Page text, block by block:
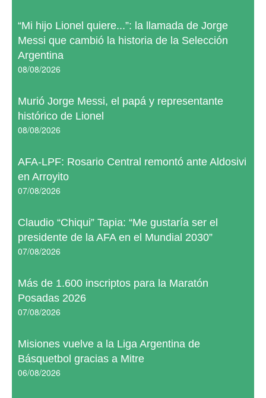
“Mi hijo Lionel quiere...”: la llamada de Jorge
Messi que cambió la historia de la Selección
Argentina
08/08/2026
Murió Jorge Messi, el papá y representante
histórico de Lionel
08/08/2026
AFA-LPF: Rosario Central remontó ante Aldosivi
en Arroyito
07/08/2026
Claudio “Chiqui” Tapia: “Me gustaría ser el
presidente de la AFA en el Mundial 2030”
07/08/2026
Más de 1.600 inscriptos para la Maratón
Posadas 2026
07/08/2026
Misiones vuelve a la Liga Argentina de
Básquetbol gracias a Mitre
06/08/2026